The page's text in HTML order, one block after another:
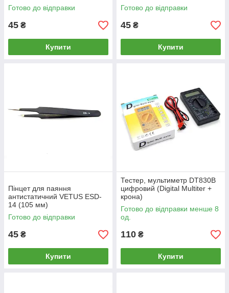
Готово до відправки
45 ₴
Купити
Готово до відправки
45 ₴
Купити
Пінцет для паяння
антистатичний VETUS ESD-
14 (105 мм)
Готово до відправки
45 ₴
Купити
Тестер, мультиметр DT830B
цифровий (Digital Multiter +
крона)
Готово до відправки менше 8
од.
110 ₴
Купити